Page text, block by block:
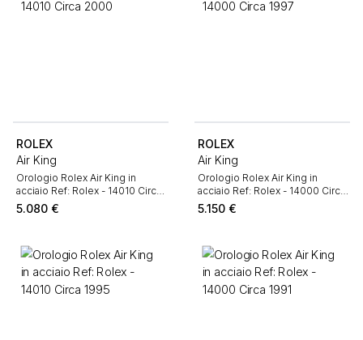
ROLEX
Air King
Orologio Rolex Air King in
acciaio Ref: Rolex - 14010 Circa
2000
5.080 €
ROLEX
Air King
Orologio Rolex Air King in
acciaio Ref: Rolex - 14000 Circa
1997
5.150 €